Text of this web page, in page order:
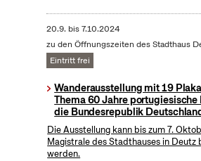
20.9. bis7.10.2024
zu den Öffnungszeiten des Stadthaus
Eintritt frei
Wanderausstellung mit 19
Thema 60 Jahre
die Bundesrepublik
Die Ausstellung kann bis zum 7.
Magistrale des Stadthauses in Deutz
werden.